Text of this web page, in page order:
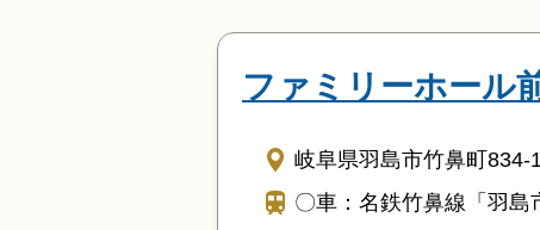
ファミリーホール
岐阜県羽島市竹鼻町834-
〇車：名鉄竹鼻線「羽